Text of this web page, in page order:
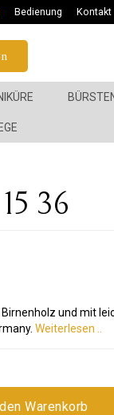
Bedienung Kontakt
36
und mit
Weiterlesen ..
Warenkorb